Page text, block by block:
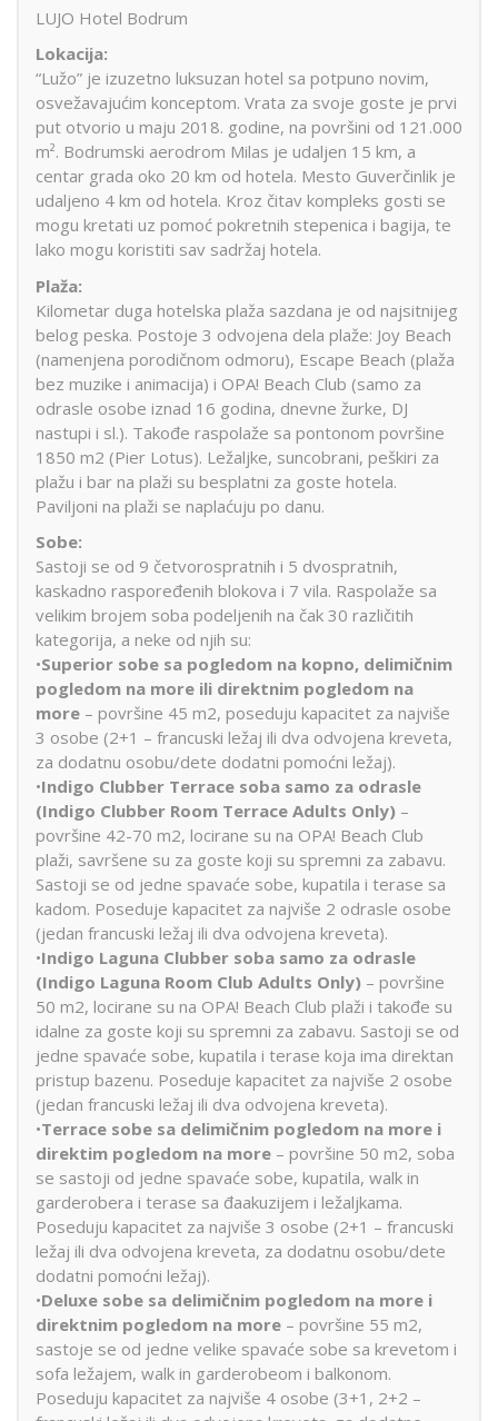
LUJO Hotel Bodrum
Lokacija:
“Lužo” je izuzetno luksuzan hotel sa potpuno novim,
osvežavajućim konceptom. Vrata za svoje goste je prvi
put otvorio u maju 2018. godine, na površini od 121.000
m². Bodrumski aerodrom Milas je udaljen 15 km, a
centar grada oko 20 km od hotela. Mesto Guverčinlik je
udaljeno 4 km od hotela. Kroz čitav kompleks gosti se
mogu kretati uz pomoć pokretnih stepenica i bagija, te
lako mogu koristiti sav sadržaj hotela.
Plaža:
Kilometar duga hotelska plaža sazdana je od najsitnijeg
belog peska. Postoje 3 odvojena dela plaže: Joy Beach
(namenjena porodičnom odmoru), Escape Beach (plaža
bez muzike i animacija) i OPA! Beach Club (samo za
odrasle osobe iznad 16 godina, dnevne žurke, DJ
nastupi i sl.). Takođe raspolaže sa pontonom površine
1850 m2 (Pier Lotus). Ležaljke, suncobrani, peškiri za
plažu i bar na plaži su besplatni za goste hotela.
Paviljoni na plaži se naplaćuju po danu.
Sobe:
Sastoji se od 9 četvorospratnih i 5 dvospratnih,
kaskadno raspoređenih blokova i 7 vila. Raspolaže sa
velikim brojem soba podeljenih na čak 30 različitih
kategorija, a neke od njih su:
•Superior sobe sa pogledom na kopno, delimičnim
pogledom na more ili direktnim pogledom na
more – površine 45 m2, poseduju kapacitet za najviše
3 osobe (2+1 – francuski ležaj ili dva odvojena kreveta,
za dodatnu osobu/dete dodatni pomoćni ležaj).
•Indigo Clubber Terrace soba samo za odrasle
(Indigo Clubber Room Terrace Adults Only) –
površine 42-70 m2, locirane su na OPA! Beach Club
plaži, savršene su za goste koji su spremni za zabavu.
Sastoji se od jedne spavaće sobe, kupatila i terase sa
kadom. Poseduje kapacitet za najviše 2 odrasle osobe
(jedan francuski ležaj ili dva odvojena kreveta).
•Indigo Laguna Clubber soba samo za odrasle
(Indigo Laguna Room Club Adults Only) – površine
50 m2, locirane su na OPA! Beach Club plaži i takođe su
idalne za goste koji su spremni za zabavu. Sastoji se od
jedne spavaće sobe, kupatila i terase koja ima direktan
pristup bazenu. Poseduje kapacitet za najviše 2 osobe
(jedan francuski ležaj ili dva odvojena kreveta).
•Terrace sobe sa delimičnim pogledom na more i
direktim pogledom na more – površine 50 m2, soba
se sastoji od jedne spavaće sobe, kupatila, walk in
garderobera i terase sa đaakuzijem i ležaljkama.
Poseduju kapacitet za najviše 3 osobe (2+1 – francuski
ležaj ili dva odvojena kreveta, za dodatnu osobu/dete
dodatni pomoćni ležaj).
•Deluxe sobe sa delimičnim pogledom na more i
direktnim pogledom na more – površine 55 m2,
sastoje se od jedne velike spavaće sobe sa krevetom i
sofa ležajem, walk in garderobeom i balkonom.
Poseduju kapacitet za najviše 4 osobe (3+1, 2+2 –